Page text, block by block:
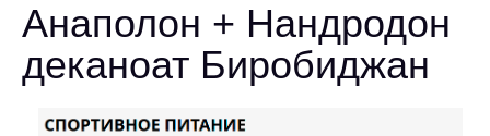
Анаполон + Нандродон
деканоат Биробиджан